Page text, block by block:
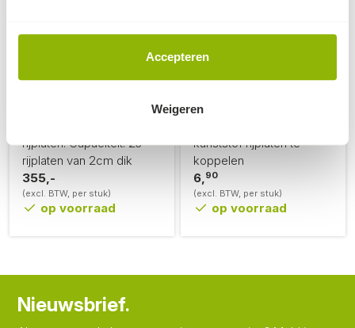
Accepteren
Weigeren
rijplaten. Capaciteit: 25
rijplaten van 2cm dik
355,-
(excl. BTW, per stuk)
op voorraad
t.b.v. rijplaten
kunststof rijplaten te
koppelen
6,90
(excl. BTW, per stuk)
op voorraad
Nieuwsbrief.